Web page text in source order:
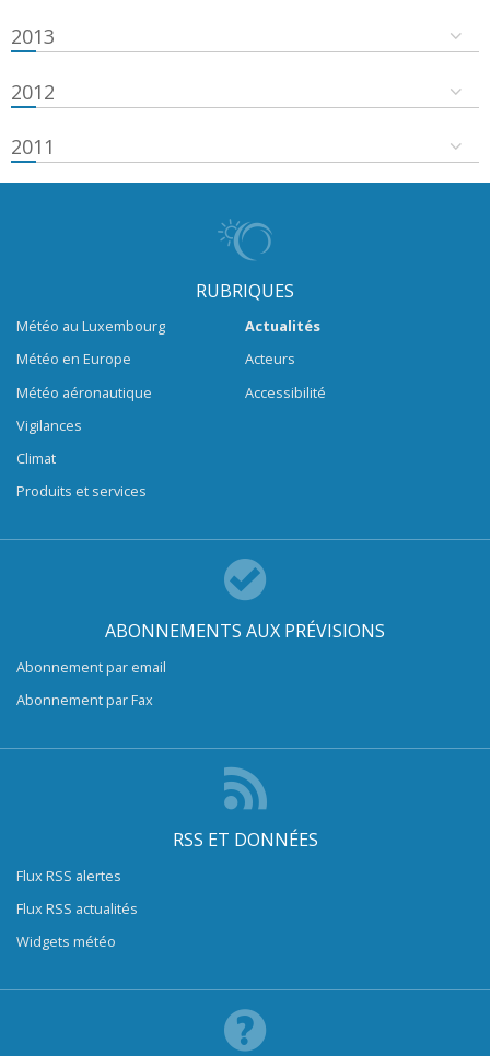
2013
2012
2011
RUBRIQUES
Météo au Luxembourg
Météo en Europe
Météo aéronautique
Vigilances
Climat
Produits et services
Actualités
Acteurs
Accessibilité
ABONNEMENTS AUX PRÉVISIONS
Abonnement par email
Abonnement par Fax
RSS ET DONNÉES
Flux RSS alertes
Flux RSS actualités
Widgets météo